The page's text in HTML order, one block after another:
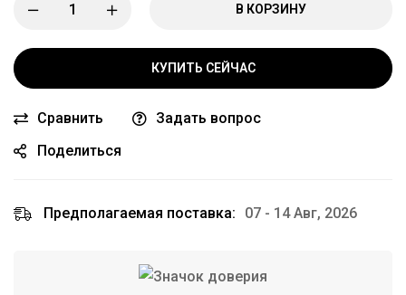
В КОРЗИНУ
КУПИТЬ СЕЙЧАС
Сравнить
Задать вопрос
Поделиться
Предполагаемая поставка: 07 - 14 Авг, 2026